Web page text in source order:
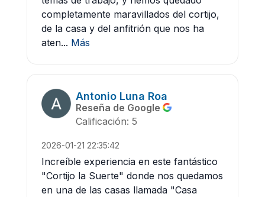
completamente maravillados del cortijo,
de la casa y del anfitrión que nos ha
aten... Más
Antonio Luna Roa
Reseña de Google
Calificación: 5
2026-01-21 22:35:42
Increíble experiencia en este fantástico
"Cortijo la Suerte" donde nos quedamos
en una de las casas llamada "Casa